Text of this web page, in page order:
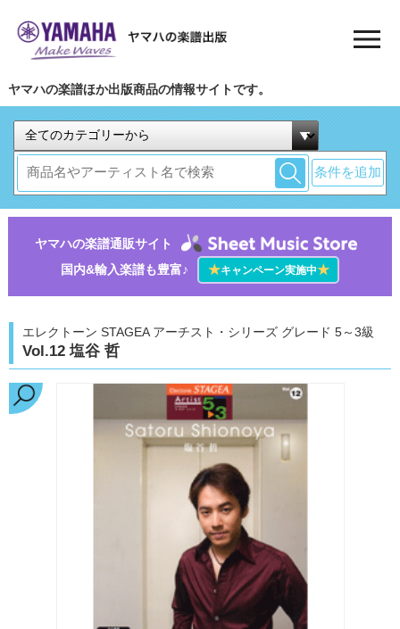
ヤマハの楽譜ほか出版商品の情報サイトです。
条件を追加
ヤマハの楽譜通販サイト
国内&輸入楽譜も豊富♪
★キャンペーン実施中★
エレクトーン STAGEA アーチスト・シリーズ グレード 5～3級
Vol.12 塩谷 哲